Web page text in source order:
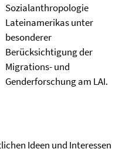
Sozialanthropologie
Lateinamerikas unter
besonderer
Berücksichtigung der
Migrations- und
Genderforschung am LAI.
Ideen und Interessen